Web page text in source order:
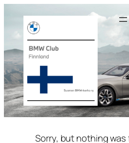
sisältöön
Sorry, but nothing was